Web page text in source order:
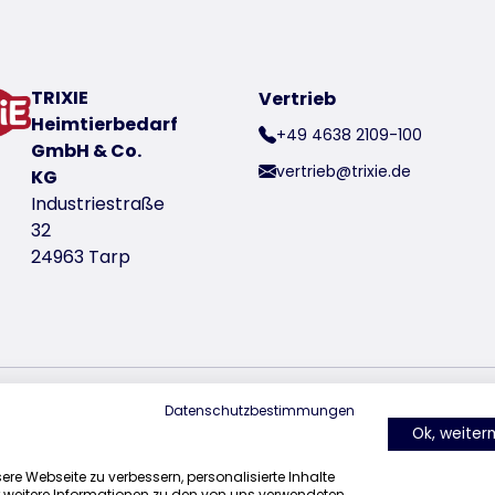
377061
377062
TRIXIE
Heimtierbedarf
GmbH & Co.
KG
Industriestraße
32
24963 Tarp
Vertrieb
+49 4638 2109-100
vertrieb@trixie.de
finden Sie uns auf Instagram
finden Sie uns auf Facebook
finden Sie uns auf Pinterest
finden Sie uns
Datenschutzbestimmungen
Webseite zu verbessern, personalisierte Inhalte
Ok,